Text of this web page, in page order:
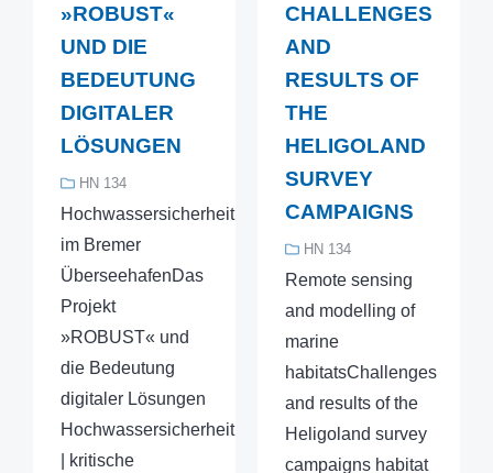
»ROBUST«
UND DIE
BEDEUTUNG
DIGITALER
LÖSUNGEN
HN 134
Hochwassersicherheit
im Bremer
ÜberseehafenDas
Projekt
»ROBUST« und
die Bedeutung
digitaler Lösungen
Hochwassersicherheit
| kritische
CHALLENGES
AND
RESULTS OF
THE
HELIGOLAND
SURVEY
CAMPAIGNS
HN 134
Remote sensing
and modelling of
marine
habitatsChallenges
and results of the
Heligoland survey
campaigns habitat